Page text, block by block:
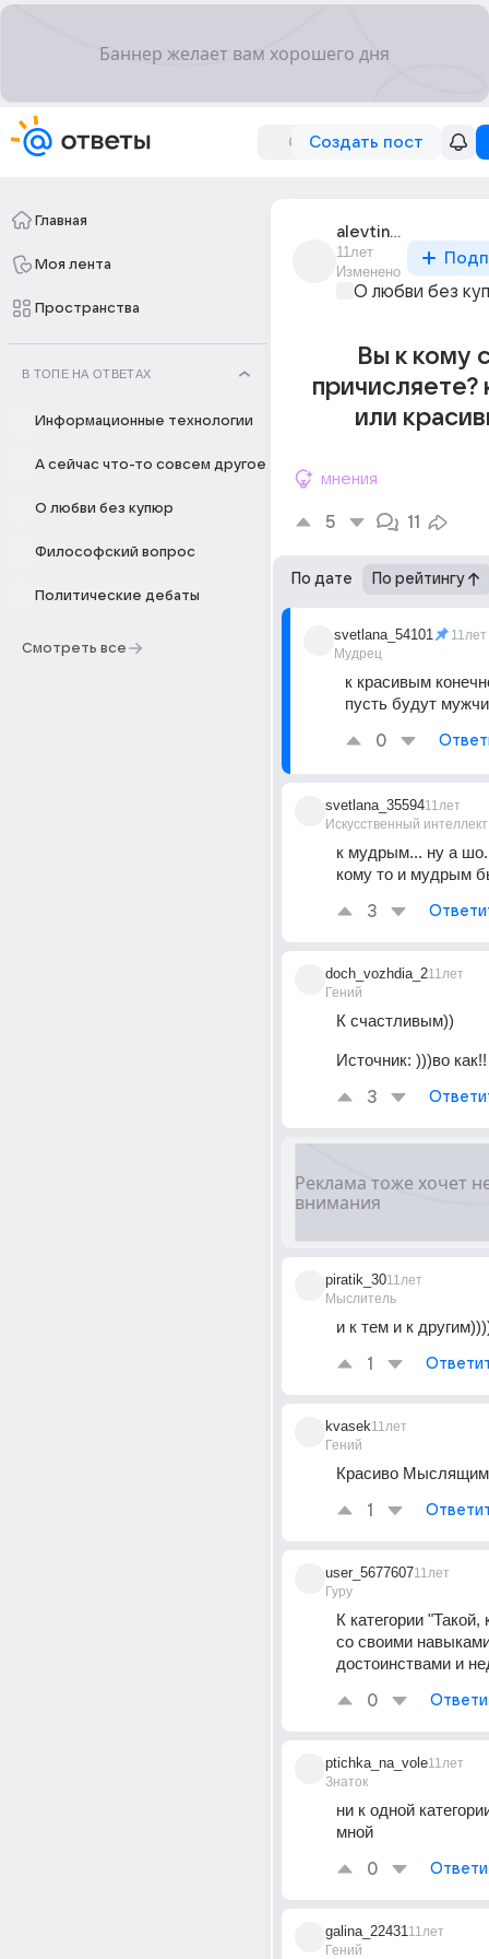
Создать пост
Главная
Моя лента
Пространства
В ТОПЕ НА ОТВЕТАХ
Информационные технологии
А сейчас что-то совсем другое
О любви без купюр
Философский вопрос
Политические дебаты
Смотреть все
alevtina_340
11лет
Изменено
О любви без
Вы к кому
причисляете?
или
мнения
5 11
По дате По рейтингу
svetlana_54101
Мудрец
11лет
к красивым
пусть будут
0
svetlana_35594
Искусственный интеллект
11лет
к мудрым... ну а
кому то и мудрым
3
doch_vozhdia_2
Гений
11лет
К счастливым))
Источник: )))во как!!
3
piratik_30
Мыслитель
11лет
и к тем и к
1
kvasek
Гений
11лет
Красиво
1
user_5677607
Гуру
11лет
К категории "Такой,
со своими
достоинствами и
0
ptichka_na_vole
Знаток
11лет
ни к одной
мной
0
galina_22431
Гений
11лет